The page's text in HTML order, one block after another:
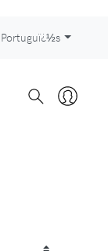
Portuguï¿½s